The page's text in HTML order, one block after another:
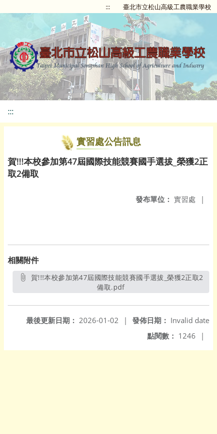
::: 臺北市立松山高級工農職業學校
:::
實習處公告訊息
賀!!!本校參加第47屆國際技能競賽國手選拔_榮獲2正
取2備取
發布單位： 實習處 |
相關附件
備取.pdf另開新視窗
發佈日期： Invalid date
最後更新日期： 2026-01-02
|
點閱數： 1246 |